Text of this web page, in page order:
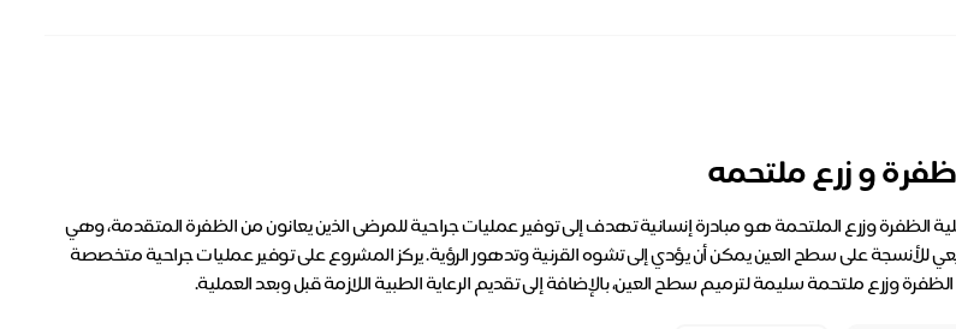
ظفرة و زرع ملتحمه
الظفرة وزرع الملتحمة هو مبادرة إنسانية تهدف إلى توفير عمليات جراحية للمرضى الذين يعانون من الظفرة المتقدمة، وهي
للأنسجة على سطح العين يمكن أن يؤدي إلى تشوه القرنية وتدهور الرؤية. يركز المشروع على توفير عمليات جراحية متخصصة
وزرع ملتحمة سليمة لترميم سطح العين، بالإضافة إلى تقديم الرعاية الطبية اللازمة قبل وبعد العملية.